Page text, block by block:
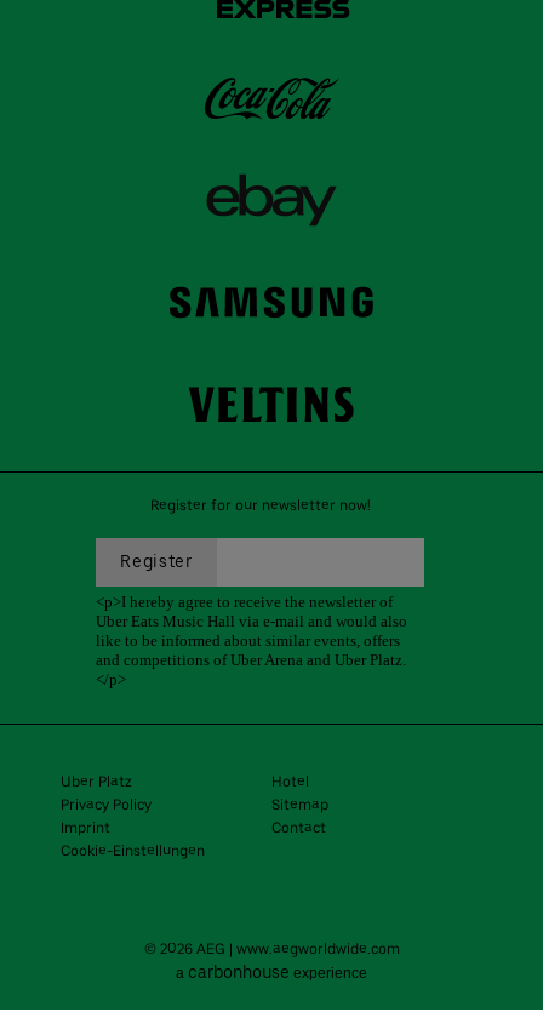
Register for our newsletter now!
Uber Platz
Hotel
Privacy Policy
Sitemap
Imprint
Contact
Cookie-Einstellungen
© 2026 AEG | www.aegworldwide.com
a carbonhouse experience